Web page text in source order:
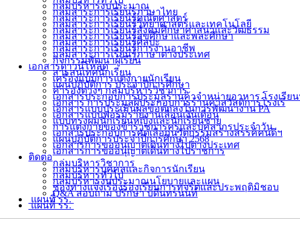
กลุ่มบริหารงบประมาณ
กลุ่มสาระการเรียนรู้ภาษาไทย
กลุ่มสาระการเรียนรู้คณิตศาสตร์
กลุ่มสาระการเรียนรู้วิทยาศาสตร์และเทคโนโลยี
กลุ่มสาระการเรียนรู้สังคมศึกษาศาสนาและวัฒธรรม
กลุ่มสาระการเรียนรู้สุขศึกษาและพละศึกษา
กลุ่มสาระการเรียนรู้ศิลปะ
กลุ่มสาระการเรียนรู้การงานอาชีพ
กลุ่มสาระการเรียนรู้ภาษาต่างประเทศ
กิจกรรมพัฒนาผู้เรียน
เอกสารดาวน์โหลด
สารสนเทศนักเรียน
เครื่องแบบการแต่งกายนักเรียน
แผนปฏิบัติการ ประจำปีการศึกษา
คำรองต่างๆ กลุ่มบริหารวิชาการ
เอกสารประกอบการประมูลร้านค้าจำหน่ายอาหาร โรงเรีย
เอกสาร การประมูลผู้ประกอบการร้านค้าสวัสดิการโรงเรี
เอกสารแบบประเมินผลข้อตกลงในการพัฒนางาน PA
เอกสารแบบฟอร์มรายงานเลื่อนเงินเดือน
แบบทรงผมนักเรียนหญิงและนักเรียนชาย
การแต่งกายของข้าราชการครูและบุคลากรประจำวัน
เอกสารประกอบการคัดเลือกนวัตกรรมสร้างสรรค์คนดีฯ
แผนปฏิบัติการประจำปีการศึกษา 2568
เอกสารการขออนุญาตเดินทางไปต่างประเทศ
เอกสารการขออนุญาตเดินทางไปราชการ
ติดต่อ
กลุ่มบริหารวิชาการ
กลุ่มบริหารบุคคลและกิจการนักเรียน
กลุ่มบริหารทั่วไป
กลุ่มบริหารงบประมาณนโยบายและแผน
ช่องทางแจ้งเรื่องร้องเรียนการทุจริตและประพฤติมิชอบ
Q&A สอบถาม ปรึกษา บดินทรนนท์
แผนที่ รร.
แผนที่ รร.